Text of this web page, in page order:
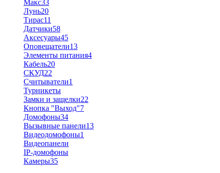
Макс33
Лунь20
Тирас11
Датчики58
Аксесуары45
Оповещатели13
Элементы питания4
Кабель20
СКУД22
Считыватели1
Турникеты
Замки и защелки22
Кнопка "Выход"7
Домофоны34
Вызывные панели13
Видеодомофоны1
Видеопанели
IP-домофоны
Камеры35